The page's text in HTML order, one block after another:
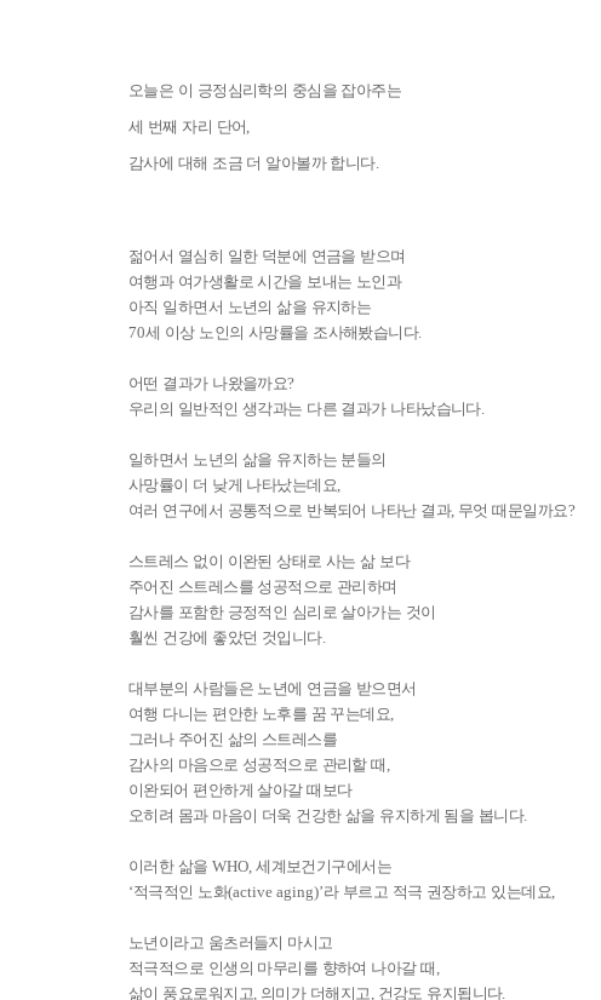
오늘은 이 긍정심리학의 중심을 잡아주는
세 번째 자리 단어,
감사에 대해 조금 더 알아볼까 합니다.
젊어서 열심히 일한 덕분에 연금을 받으며
여행과 여가생활로 시간을 보내는 노인과
아직 일하면서 노년의 삶을 유지하는
70세 이상 노인의 사망률을 조사해봤습니다.
어떤 결과가 나왔을까요?
우리의 일반적인 생각과는 다른 결과가 나타났습니다.
일하면서 노년의 삶을 유지하는 분들의
사망률이 더 낮게 나타났는데요,
여러 연구에서 공통적으로 반복되어 나타난 결과, 무엇 때문일까요?
스트레스 없이 이완된 상태로 사는 삶 보다
주어진 스트레스를 성공적으로 관리하며
감사를 포함한 긍정적인 심리로 살아가는 것이
훨씬 건강에 좋았던 것입니다.
대부분의 사람들은 노년에 연금을 받으면서
여행 다니는 편안한 노후를 꿈 꾸는데요,
그러나 주어진 삶의 스트레스를
감사의 마음으로 성공적으로 관리할 때 ,
이완되어 편안하게 살아갈 때보다
오히려 몸과 마음이 더욱 건강한 삶을 유지하게 됨을 봅니다.
이러한 삶을WHO,세계보건기구에서는
‘적극적인 노화(active aging)’라 부르고 적극 권장하고 있는데요,
노년이라고 움츠러들지 마시고
적극적으로 인생의 마무리를 향하여 나아갈 때 ,
삶이 풍요로워지고, 의미가 더해지고, 건강도 유지됩니다.